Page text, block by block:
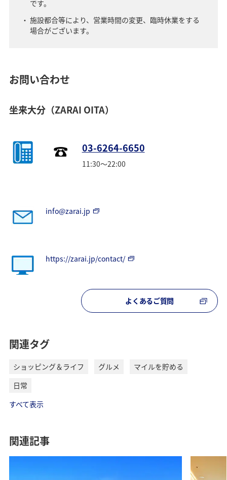
です。
施設都合等により、営業時間の変更、臨時休業をする
場合がございます。
お問い合わせ
坐来大分（ZARAI OITA）
03-6264-6650
11:30～22:00
info@zarai.jp
https://zarai.jp/contact/
よくあるご質問
関連タグ
ショッピング＆ライフ グルメ
マイルを貯める
日常
すべて表示
関連記事